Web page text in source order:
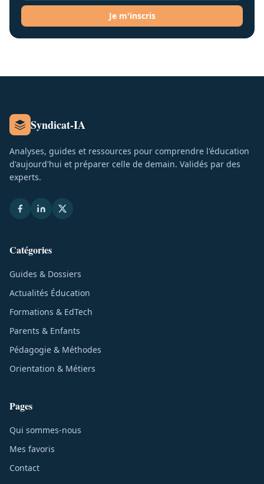
Je m'inscris
Syndicat-IA
Analyses, guides et ressources pour comprendre l'éducation
d'aujourd'hui et préparer celle de demain. Validés par des
experts.
Catégories
Guides & Dossiers
Actualités Éducation
Formations & EdTech
Parents & Enfants
Pédagogie & Méthodes
Orientation & Métiers
Pages
Qui sommes-nous
Mes favoris
Contact